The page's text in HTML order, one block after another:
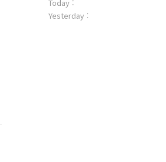
문
자
Today :
Yesterday :